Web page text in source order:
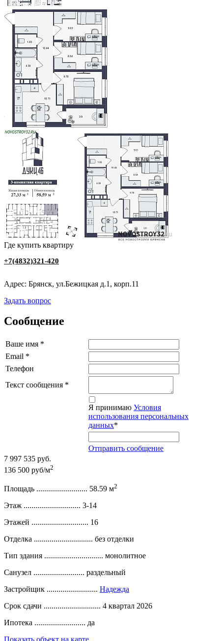
Где купить квартиру
+7(4832)321-420
Адрес: Брянск, ул.Бежицкая д.1, корп.11
Задать вопрос
Сообщение
Ваше имя *
Email *
Телефон
Текст сообщения *
Я принимаю Условия
использования персональных
данных*
Отправить сообщение
7 997 535 руб.
136 500 руб/м2
Площадь .......................... 58.59 м2
Этаж ............................. 3-14
Этажей ............................. 16
Отделка .............................. без отделки
Тип здания .............................. монолитное
Санузел .......................... раздельный
Застройщик .......................... Надежда
Срок сдачи ............................. 4 квартал 2026
Ипотека .......................... да
Показать объект на карте